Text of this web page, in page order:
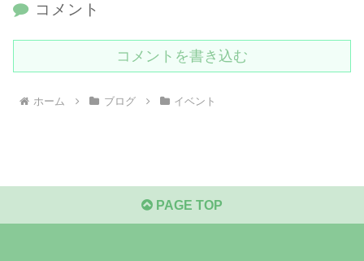
コメント
コメントを書き込む
ホーム ブログ イベント
PAGE TOP